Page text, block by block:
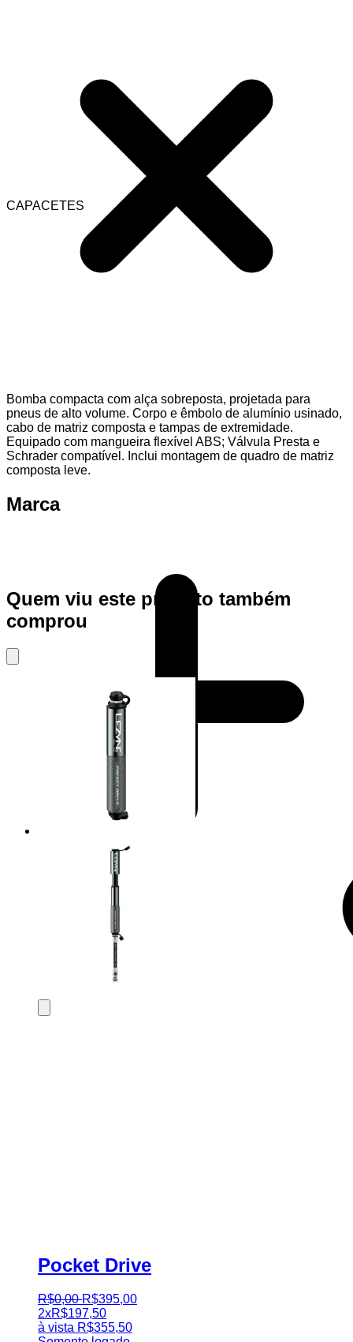
CAPACETES
Bomba compacta com alça sobreposta, projetada para
pneus de alto volume. Corpo e êmbolo de alumínio usinado,
cabo de matriz composta e tampas de extremidade.
Equipado com mangueira flexível ABS; Válvula Presta e
Schrader compatível. Inclui montagem de quadro de matriz
composta leve.
Marca
Quem viu este produto também
comprou
Pocket Drive
R$0,00 R$395,00
2xR$197,50
à vista R$355,50